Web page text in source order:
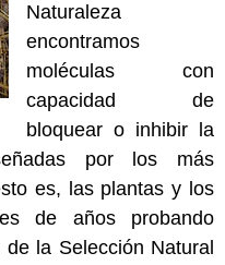
Naturaleza
encontramos
moléculas con
capacidad de
bloquear o inhibir la
por los más
es, las plantas y los
de años probando
la Selección Natural